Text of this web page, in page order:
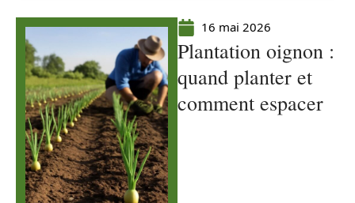
16 mai 2026
Plantation oignon :
quand planter et
comment espacer